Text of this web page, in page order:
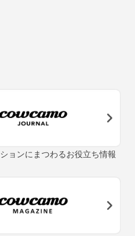
ョンにまつわるお役立ち情報